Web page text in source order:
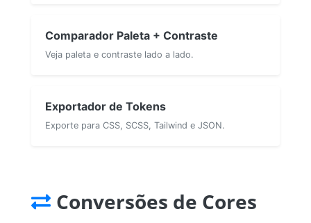
Comparador Paleta + Contraste
Veja paleta e contraste lado a lado.
Exportador de Tokens
Exporte para CSS, SCSS, Tailwind e JSON.
Conversões de Cores